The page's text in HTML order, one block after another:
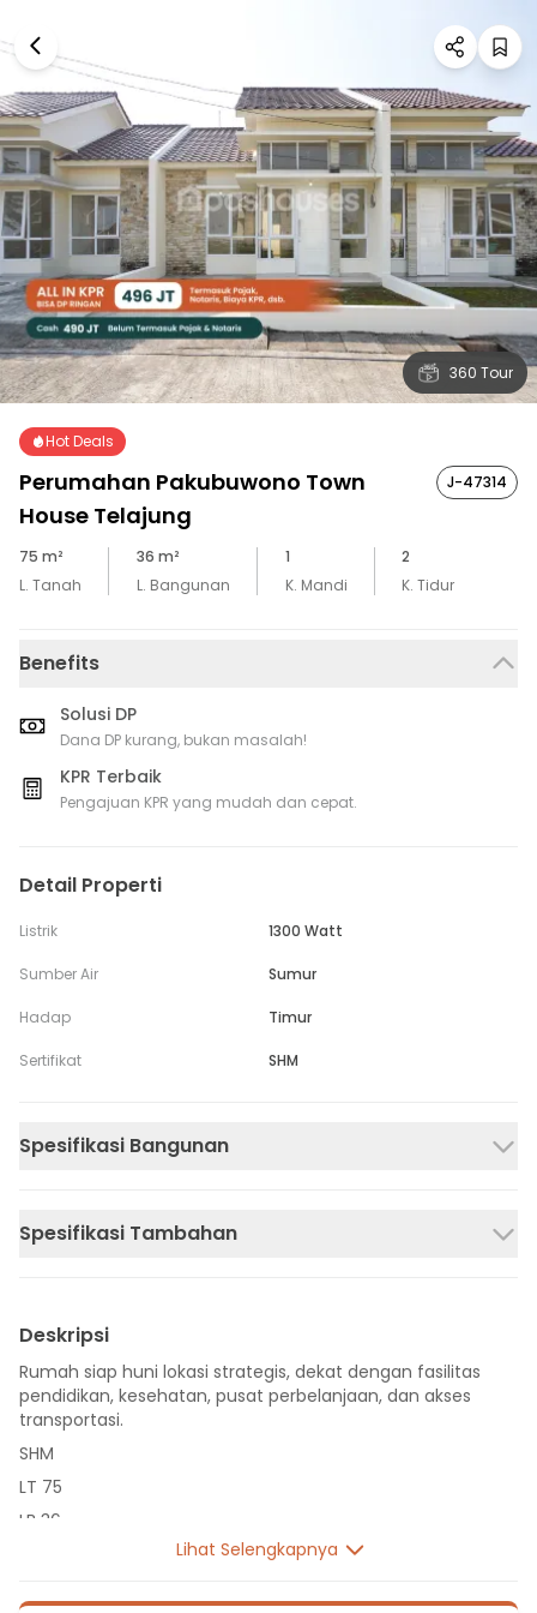
360 Tour
Hot Deals
Perumahan Pakubuwono Town
House Telajung
J-47314
75 m²
L. Tanah
36 m²
L. Bangunan
1
K. Mandi
2
K. Tidur
Benefits
Solusi DP
Dana DP kurang, bukan masalah!
KPR Terbaik
Pengajuan KPR yang mudah dan cepat.
Detail Properti
Listrik 1300 Watt
Sumber Air Sumur
Hadap Timur
Sertifikat SHM
Spesifikasi Bangunan
Spesifikasi Tambahan
Deskripsi
Rumah siap huni lokasi strategis, dekat dengan fasilitas
pendidikan, kesehatan, pusat perbelanjaan, dan akses
transportasi.
SHM
LT 75
LB 36
Lihat Selengkapnya